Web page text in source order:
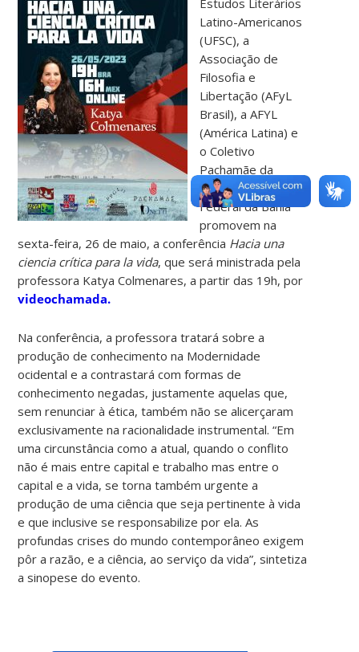
Latino-Americanos
(UFSC), a
Associação de
Filosofia e
Libertação (AFyL
Brasil), a AFYL
(América Latina) e
o Coletivo
Pachamãe da
Universidade
Federal da Bahia
promovem na
sexta-feira, 26 de maio, a conferência Hacia una
ciencia crítica para la vida, que será ministrada pela
professora Katya Colmenares, a partir das 19h, por
videochamada.
Na conferência, a professora tratará sobre a
produção de conhecimento na Modernidade
ocidental e a contrastará com formas de
conhecimento negadas, justamente aquelas que,
sem renunciar à ética, também não se alicerçaram
exclusivamente na racionalidade instrumental. “Em
uma circunstância como a atual, quando o conflito
não é mais entre capital e trabalho mas entre o
capital e a vida, se torna também urgente a
produção de uma ciência que seja pertinente à vida
e que inclusive se responsabilize por ela. As
profundas crises do mundo contemporâneo exigem
pôr a razão, e a ciência, ao serviço da vida”, sintetiza
a sinopese do evento.